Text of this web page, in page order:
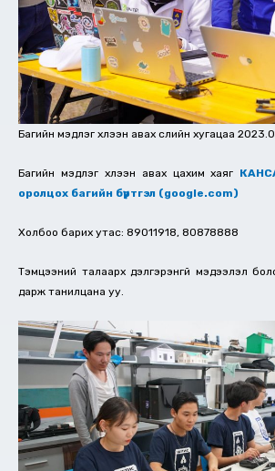
Багийн мэдүүлэг хүлээн авах сүүлийн хугацаа
Багийн мэдүүлэг хүлээн авах цахим хаяг
оролцох багийн бүртгэл (google.com)
Холбоо барих утас: 89011918, 80878888
Тэмцээний талаарх дэлгэрэнгүй мэдээлэл
дарж танилцана уу.